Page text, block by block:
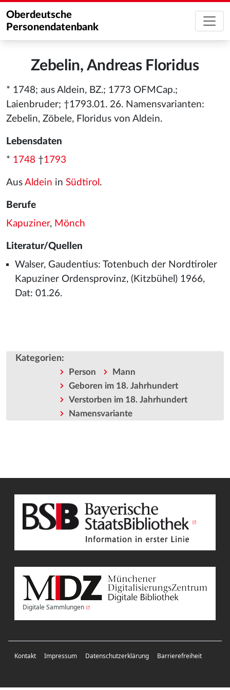
Oberdeutsche
Personendatenbank
Zebelin, Andreas Floridus
* 1748; aus Aldein, BZ.; 1773 OFMCap.;
Laienbruder; †1793.01. 26. Namensvarianten:
Zebelin, Zöbele, Floridus von Aldein.
Lebensdaten
* 1748 †1793
Aus Aldein in Südtirol .
Berufe
Kapuziner, Mönch
Literatur/Quellen
Walser, Gaudentius: Totenbuch der Nordtiroler
Kapuziner Ordensprovinz, (Kitzbühel) 1966,
Dat: 01.26.
Kategorien:
Person
Mann
Geboren im 18. Jahrhundert
Verstorben im 18. Jahrhundert
Namensvariante
Digitale Sammlungen
Kontakt Impressum Datenschutzerklärung Barrierefreiheit